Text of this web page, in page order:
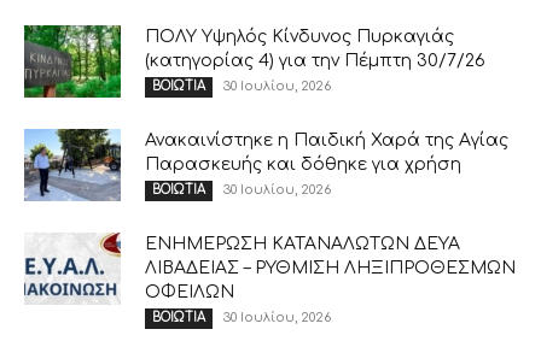
ΠΟΛΥ Υψηλός Κίνδυνος Πυρκαγιάς
(κατηγορίας 4) για την Πέμπτη 30/7/26
ΒΟΙΩΤΙΑ 30 Ιουλίου, 2026
Ανακαινίστηκε η Παιδική Χαρά της Αγίας
Παρασκευής και δόθηκε για χρήση
ΒΟΙΩΤΙΑ 30 Ιουλίου, 2026
ΕΝΗΜΕΡΩΣΗ ΚΑΤΑΝΑΛΩΤΩΝ ΔΕΥΑ
ΛΙΒΑΔΕΙΑΣ – ΡΥΘΜΙΣΗ ΛΗΞΙΠΡΟΘΕΣΜΩΝ
ΟΦΕΙΛΩΝ
ΒΟΙΩΤΙΑ 30 Ιουλίου, 2026